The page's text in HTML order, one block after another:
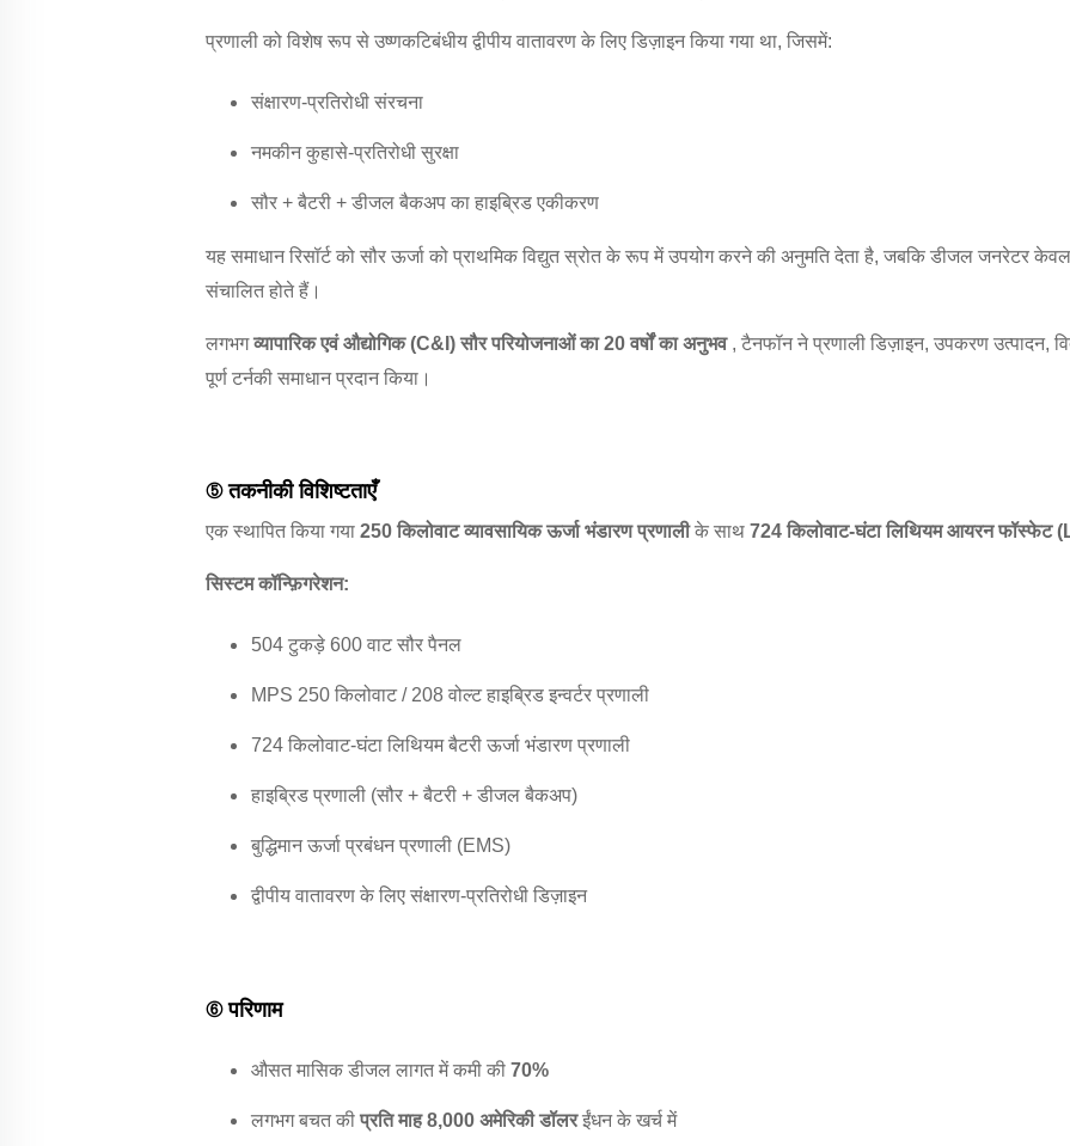
प्रणाली को विशेष रूप से उष्णकटिबंधीय द्वीपीय वातावरण के लिए डिज़ाइन किया गया था, जिसमें:
संक्षारण-प्रतिरोधी संरचना
नमकीन कुहासे-प्रतिरोधी सुरक्षा
सौर + बैटरी + डीजल बैकअप का हाइब्रिड एकीकरण
यह समाधान रिसॉर्ट को सौर ऊर्जा को प्राथमिक विद्युत स्रोत के रूप में उपयोग करने की अनुमति देता है, जबकि डीजल जनरेटर
संचालित होते हैं।
लगभगव्यापारिक एवं औद्योगिक (C&I) सौर परियोजनाओं का 20 वर्षों का अनुभव , टैनफॉन ने प्रणाली डिज़ाइन, उपकरण उत्पादन,
पूर्ण टर्नकी समाधान प्रदान किया।
⑤ तकनीकी विशिष्टताएँ
एक स्थापित किया गया 250 किलोवाट व्यावसायिक ऊर्जा भंडारण प्रणालीके साथ 724 किलोवाट-घंटा लिथियम आयरन फॉस्फेट
सिस्टम कॉन्फ़िगरेशन:
504 टुकड़े 600 वाट सौर पैनल
MPS 250 किलोवाट / 208 वोल्ट हाइब्रिड इन्वर्टर प्रणाली
724 किलोवाट-घंटा लिथियम बैटरी ऊर्जा भंडारण प्रणाली
हाइब्रिड प्रणाली (सौर + बैटरी + डीजल बैकअप)
बुद्धिमान ऊर्जा प्रबंधन प्रणाली (EMS)
द्वीपीय वातावरण के लिए संक्षारण-प्रतिरोधी डिज़ाइन
⑥ परिणाम
औसत मासिक डीजल लागत में कमी की 70%
लगभग बचत कीप्रति माह 8,000 अमेरिकी डॉलरईंधन के खर्च में